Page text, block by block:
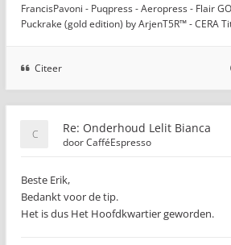
FrancisPavoni - Puqpress - Aeropress - Flair
Puckrake (gold edition) by ArjenT5R™ - CERA
Citeer
Re: Onderhoud Lelit Bianca
doorCafféEspresso
Beste Erik,
Bedankt voor de tip.
Het is dus Het Hoofdkwartier geworden.